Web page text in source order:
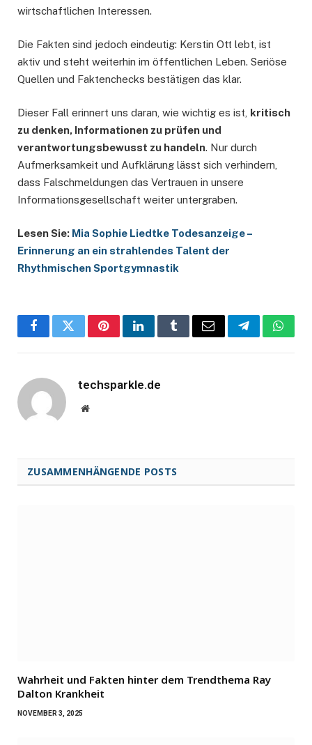
wirtschaftlichen Interessen.
Die Fakten sind jedoch eindeutig: Kerstin Ott lebt, ist
aktiv und steht weiterhin im öffentlichen Leben. Seriöse
Quellen und Faktenchecks bestätigen das klar.
Dieser Fall erinnert uns daran, wie wichtig es ist, kritisch
zu denken, Informationen zu prüfen und
verantwortungsbewusst zu handeln. Nur durch
Aufmerksamkeit und Aufklärung lässt sich verhindern,
dass Falschmeldungen das Vertrauen in unsere
Informationsgesellschaft weiter untergraben.
Lesen Sie: Mia Sophie Liedtke Todesanzeige –
Erinnerung an ein strahlendes Talent der
Rhythmischen Sportgymnastik
FacebookTwitterPinterestLinkedInTumblrEmail Telegram
techsparkle.de
Website
ZUSAMMENHÄNGENDE POSTS
Wahrheit und Fakten hinter dem Trendthema Ray
Dalton Krankheit
NOVEMBER 3, 2025